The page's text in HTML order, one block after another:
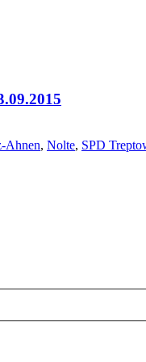
Ahnen, Nolte, SPD